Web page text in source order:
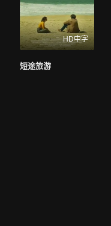
HD中字
短途旅游